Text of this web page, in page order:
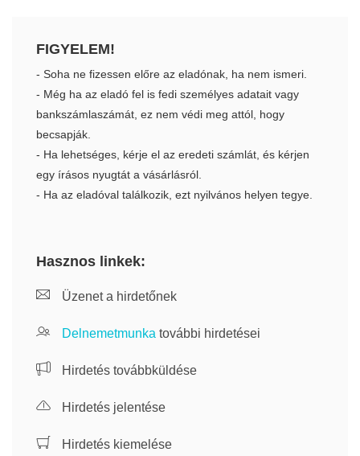
FIGYELEM!
- Soha ne fizessen előre az eladónak, ha nem ismeri.
- Még ha az eladó fel is fedi személyes adatait vagy
bankszámlaszámát, ez nem védi meg attól, hogy
becsapják.
- Ha lehetséges, kérje el az eredeti számlát, és kérjen
egy írásos nyugtát a vásárlásról.
- Ha az eladóval találkozik, ezt nyilvános helyen tegye.
Hasznos linkek:
Üzenet a hirdetőnek
Delnemetmunka további hirdetései
Hirdetés továbbküldése
Hirdetés jelentése
Hirdetés kiemelése